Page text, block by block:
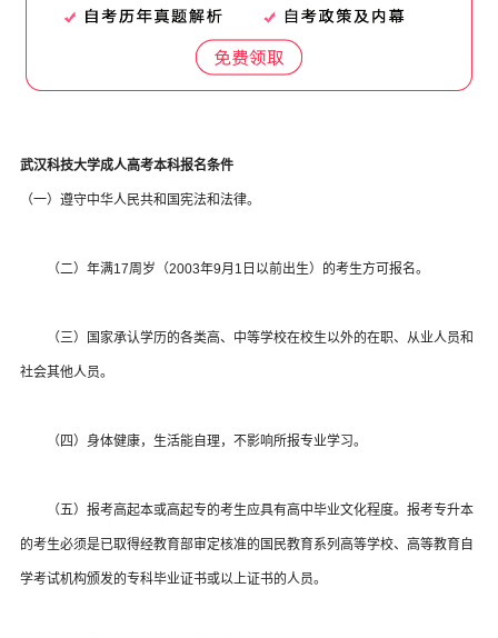
武汉科技大学成人高考本科报名条件
（一）遵守中华人民共和国宪法和法律。
（二）年满17周岁（2003年9月1日以前出生）的考生方可报名。
（三）国家承认学历的各类高、中等学校在校生以外的在职、从业人员和
社会其他人员。
（四）身体健康，生活能自理，不影响所报专业学习。
（五）报考高起本或高起专的考生应具有高中毕业文化程度。报考专升本
的考生必须是已取得经教育部审定核准的国民教育系列高等学校、高等教育自
学考试机构颁发的专科毕业证书或以上证书的人员。